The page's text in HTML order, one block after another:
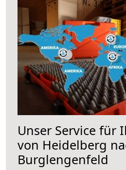
Unser Service für
von Heidelberg
Burglengenfeld